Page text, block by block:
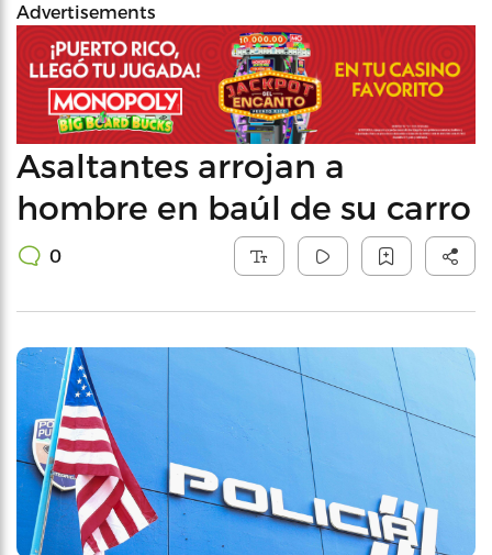
Advertisements
Asaltantes arrojan a
hombre en baúl de su carro
0